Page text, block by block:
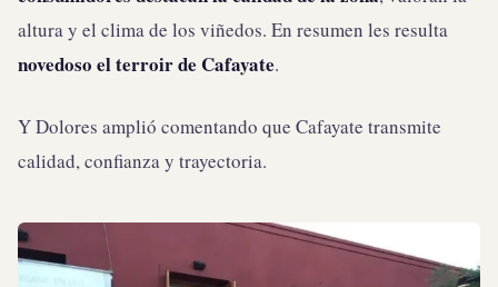
altura y el clima de los viñedos. En resumen les resulta
novedoso el terroir de Cafayate.
Y Dolores amplió comentando que Cafayate transmite
calidad, confianza y trayectoria.